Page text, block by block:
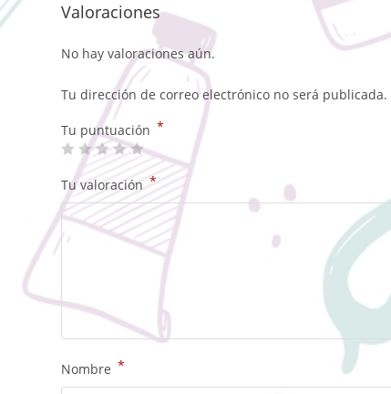
Valoraciones
No hay valoraciones aún.
Tu dirección de correo electrónico no será publicada.
Tu puntuación *
Tu valoración *
Nombre *